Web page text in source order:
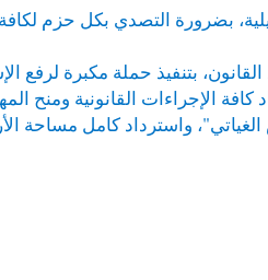
بضرورة التصدي بكل حزم
بتنفيذ حملة مكبرة لرفع
كامل مساحة الأرض، والتي